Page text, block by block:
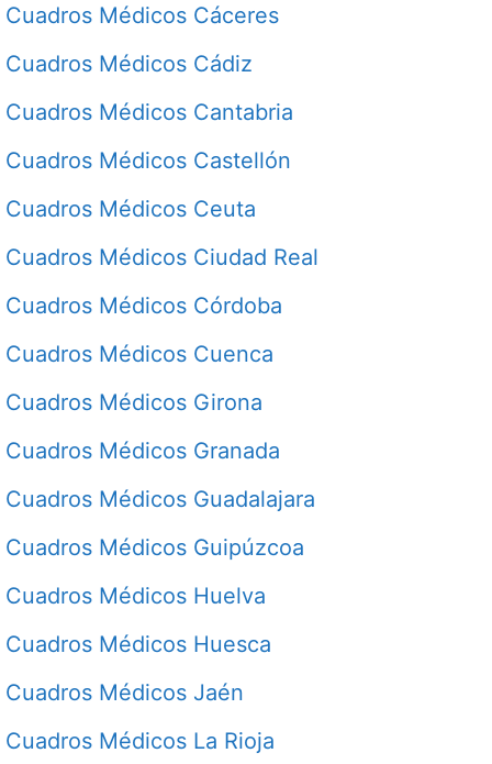
Cuadros Médicos Cáceres
Cuadros Médicos Cádiz
Cuadros Médicos Cantabria
Cuadros Médicos Castellón
Cuadros Médicos Ceuta
Cuadros Médicos Ciudad Real
Cuadros Médicos Córdoba
Cuadros Médicos Cuenca
Cuadros Médicos Girona
Cuadros Médicos Granada
Cuadros Médicos Guadalajara
Cuadros Médicos Guipúzcoa
Cuadros Médicos Huelva
Cuadros Médicos Huesca
Cuadros Médicos Jaén
Cuadros Médicos La Rioja